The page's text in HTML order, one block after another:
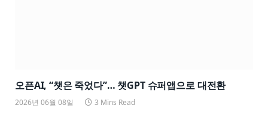
오픈AI, “챗은 죽었다”… 챗GPT 슈퍼앱으로 대전환
2026년 06월 08일 3 Mins Read